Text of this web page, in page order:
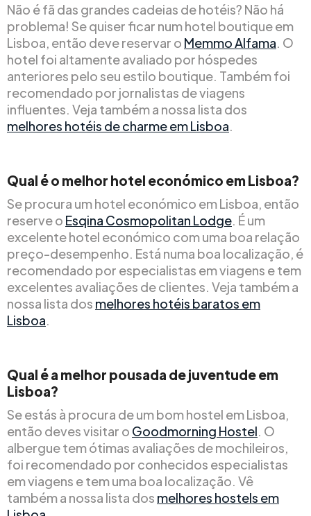
Não é fã das grandes cadeias de hotéis? Não há
problema! Se quiser ficar num hotel boutique em
Lisboa, então deve reservar o Memmo Alfama . O
hotel foi altamente avaliado por hóspedes
anteriores pelo seu estilo boutique. Também foi
recomendado por jornalistas de viagens
influentes. Veja também a nossa lista dos
melhores hotéis de charme em Lisboa
Qual é o melhor hotel económico em Lisboa?
Se procura um hotel económico em Lisboa, então
reserve o Esqina Cosmopolitan Lodge . É um
excelente hotel económico com uma boa relação
preço-desempenho. Está numa boa localização, é
recomendado por especialistas em viagens e tem
excelentes avaliações de clientes. Veja também a
nossa lista dos melhores hotéis baratos em
Lisboa
Qual é a melhor pousada de juventude em
Lisboa?
Se estás à procura de um bom hostel em Lisboa,
então deves visitar o Goodmorning Hostel . O
albergue tem ótimas avaliações de mochileiros,
foi recomendado por conhecidos especialistas
em viagens e tem uma boa localização. Vê
também a nossa lista dos melhores hostels em